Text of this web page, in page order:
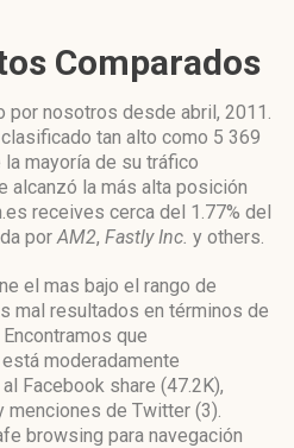
Comparados
por nosotros desde abril, 2011.
tan alto como 5 369
mayoría de su tráfico
alcanzó la más alta posición
receives cerca del 1.77% del
porAM2, Fastly Inc. y others.
el mas bajo el rango de
mal resultados en términos de
que
moderadamente
Facebook share (47.2K),
menciones de Twitter (3).
browsing para navegación